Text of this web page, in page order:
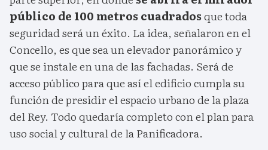
público de 100 metros cuadradosque toda
seguridad será un éxito. La idea, señalaron en el
Concello, es que sea un elevador panorámico y
que se instale en una de las fachadas. Será de
acceso público para que así el edificio cumpla su
función de presidir el espacio urbano de la plaza
del Rey. Todo quedaría completo con el plan para
uso social y cultural de la Panificadora.